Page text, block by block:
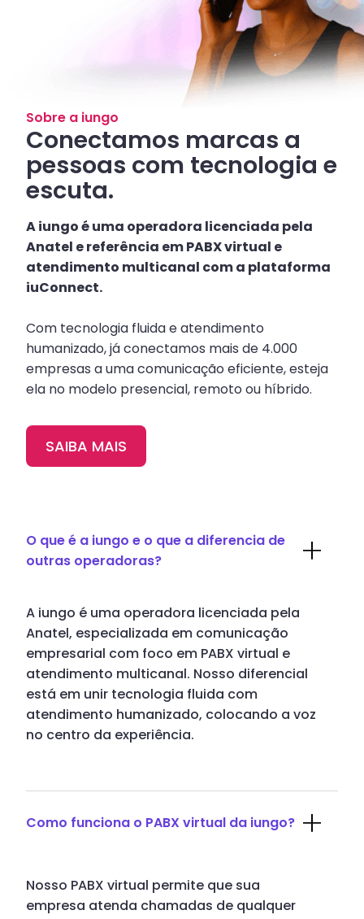
Sobre a iungo
Conectamos marcas a
pessoas com tecnologia e
escuta.
A iungo é uma operadora licenciada pela
Anatel e referência em PABX virtual e
atendimento multicanal com a plataforma
iuConnect.
Com tecnologia fluida e atendimento
humanizado, já conectamos mais de 4.000
empresas a uma comunicação eficiente, esteja
ela no modelo presencial, remoto ou híbrido.
SAIBA MAIS
O que é a iungo e o que a diferencia de
outras operadoras?
A iungo é uma operadora licenciada pela
Anatel, especializada em comunicação
empresarial com foco em PABX virtual e
atendimento multicanal. Nosso diferencial
está em unir tecnologia fluida com
atendimento humanizado, colocando a voz
no centro da experiência.
Como funciona o PABX virtual da iungo?
Nosso PABX virtual permite que sua
empresa atenda chamadas de qualquer